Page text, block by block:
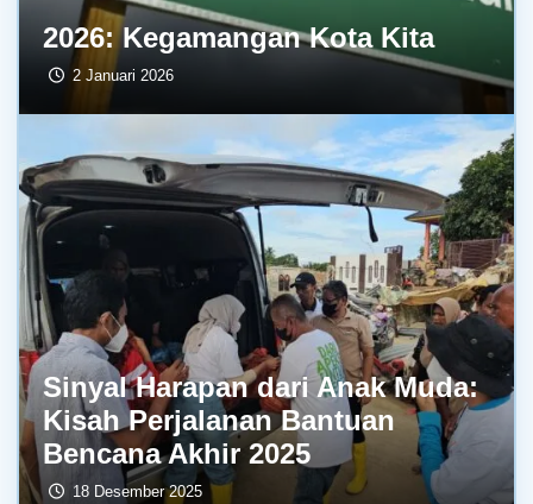
2026: Kegamangan Kota Kita
2 Januari 2026
Sinyal Harapan dari Anak Muda:
Kisah Perjalanan Bantuan
Bencana Akhir 2025
18 Desember 2025